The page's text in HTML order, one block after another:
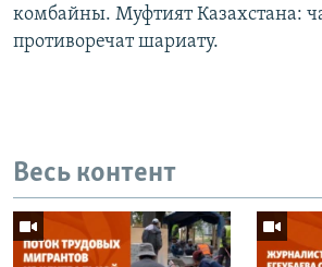
комбайны. Муфтият Казахстана:
противоречат шариату.
Весь контент